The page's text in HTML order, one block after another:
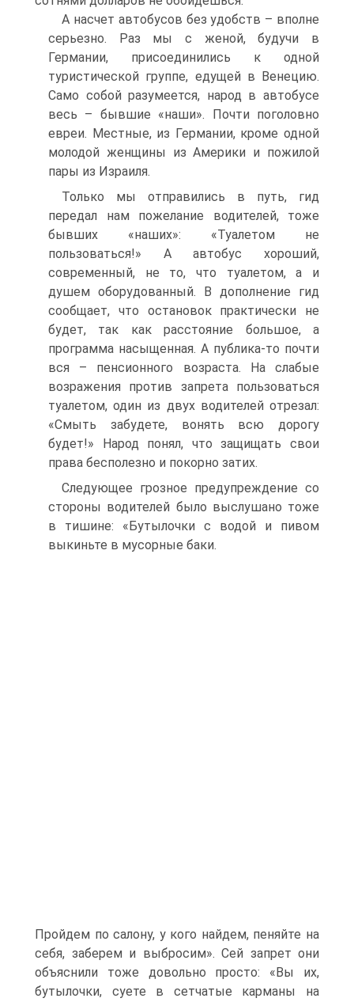
А насчет автобусов без удобств – вполне
серьезно. Раз мы с женой, будучи в
Германии, присоединились к одной
туристической группе, едущей в Венецию.
Само собой разумеется, народ в автобусе
весь – бывшие «наши». Почти поголовно
евреи. Местные, из Германии, кроме одной
молодой женщины из Америки и пожилой
пары из Израиля.
Только мы отправились в путь, гид
передал нам пожелание водителей, тоже
бывших «наших»: «Туалетом не
пользоваться!» А автобус хороший,
современный, не то, что туалетом, а и
душем оборудованный. В дополнение гид
сообщает, что остановок практически не
будет, так как расстояние большое, а
программа насыщенная. А публика-то почти
вся – пенсионного возраста. На слабые
возражения против запрета пользоваться
туалетом, один из двух водителей отрезал:
«Смыть забудете, вонять всю дорогу
будет!» Народ понял, что защищать свои
права бесполезно и покорно затих.
Следующее грозное предупреждение со
стороны водителей было выслушано тоже
в тишине: «Бутылочки с водой и пивом
выкиньте в мусорные баки.
Пройдем по салону, у кого найдем, пеняйте на
себя, заберем и выбросим». Сей запрет они
объяснили тоже довольно просто: «Вы их,
бутылочки, суете в сетчатые карманы на